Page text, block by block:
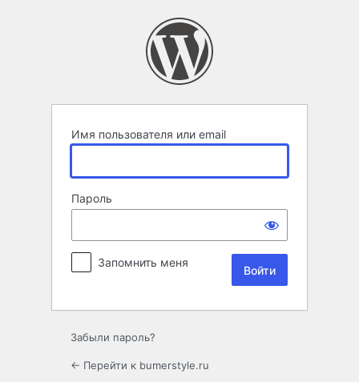
Имя пользователя или email
Пароль
Запомнить меня
Забыли пароль?
← Перейти к bumerstyle.ru